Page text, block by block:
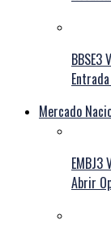
BBSE3
Mercado
EMBJ3
Abrir